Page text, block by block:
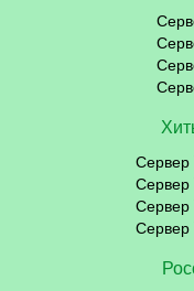
Сервер
Сервер
Сервер
Сервер